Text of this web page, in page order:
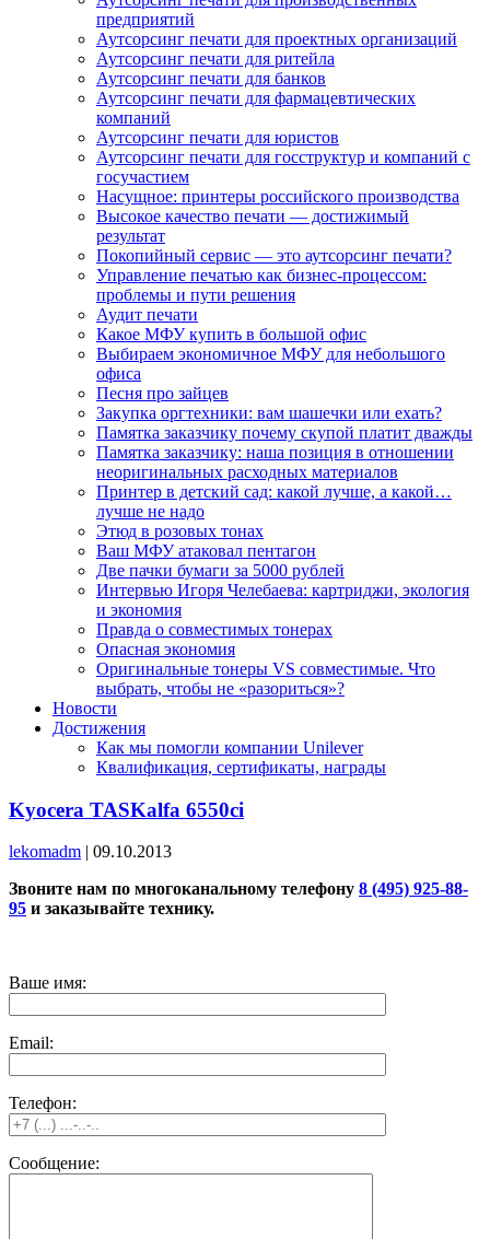
предприятий
Аутсорсинг печати для проектных организаций
Аутсорсинг печати для ритейла
Аутсорсинг печати для банков
Аутсорсинг печати для фармацевтических
компаний
Аутсорсинг печати для юристов
Аутсорсинг печати для госструктур и компаний с
госучастием
Насущное: принтеры российского производства
Высокое качество печати — достижимый
результат
Покопийный сервис — это аутсорсинг печати?
Управление печатью как бизнес-процессом:
проблемы и пути решения
Аудит печати
Какое МФУ купить в большой офис
Выбираем экономичное МФУ для небольшого
офиса
Песня про зайцев
Закупка оргтехники: вам шашечки или ехать?
Памятка заказчику почему скупой платит дважды
Памятка заказчику: наша позиция в отношении
неоригинальных расходных материалов
Принтер в детский сад: какой лучше, а какой…
лучше не надо
Этюд в розовых тонах
Ваш МФУ атаковал пентагон
Две пачки бумаги за 5000 рублей
Интервью Игоря Челебаева: картриджи, экология
и экономия
Правда о совместимых тонерах
Опасная экономия
Оригинальные тонеры VS совместимые. Что
выбрать, чтобы не «разориться»?
Новости
Достижения
Как мы помогли компании Unilever
Квалификация, сертификаты, награды
Kyocera TASKalfa 6550сi
lekomadm | 09.10.2013
Звоните нам по многоканальному телефону 8 (495) 925-88-
95 и заказывайте технику.
Ваше имя:
Email:
Телефон:
Сообщение: